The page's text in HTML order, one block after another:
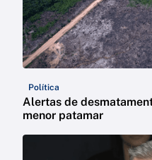
Política
Alertas de
menor patamar